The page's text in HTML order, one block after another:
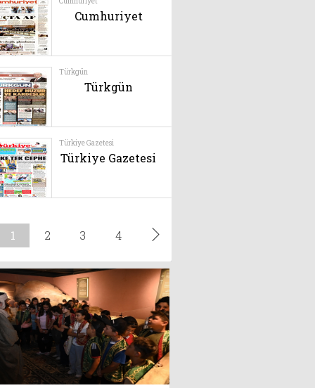
Ülkemizi Saran
Yüzyılın Belası!
4 Ağustos 2025
Doç. Dr. Murat Gül
Korona virüs
erkeklerde sertleşme
bozukluğuna neden
2023Doç. Dr. Alaaddin
Nayman
Varis tedavinizi
ertelemeyin!
2023
MUSUNUZ O’NUN
2024
Op .Dr. Nurten
Yavuz
ZEHİRDEN GELEN
GÜZELLİK; DÜNDEN
BOTOKS
2024 Ramazan Çınar
Eşitsizlik
1 Mayıs 2024